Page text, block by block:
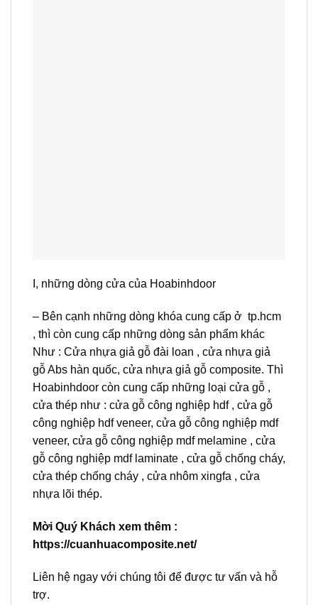
I, những dòng cửa của Hoabinhdoor
– Bên cạnh những dòng khóa cung cấp ở tp.hcm
, thì còn cung cấp những dòng sản phẩm khác
Như : Cửa nhựa giả gỗ đài loan , cửa nhựa giả
gỗ Abs hàn quốc, cửa nhựa giả gỗ composite. Thì
Hoabinhdoor còn cung cấp những loại cửa gỗ ,
cửa thép như : cửa gỗ công nghiệp hdf , cửa gỗ
công nghiệp hdf veneer, cửa gỗ công nghiệp mdf
veneer, cửa gỗ công nghiệp mdf melamine , cửa
gỗ công nghiệp mdf laminate , cửa gỗ chống cháy,
cửa thép chống cháy , cửa nhôm xingfa , cửa
nhựa lõi thép.
Mời Quý Khách xem thêm :
https://cuanhuacomposite.net/
Liên hệ ngay với chúng tôi để được tư vấn và hỗ
trợ.